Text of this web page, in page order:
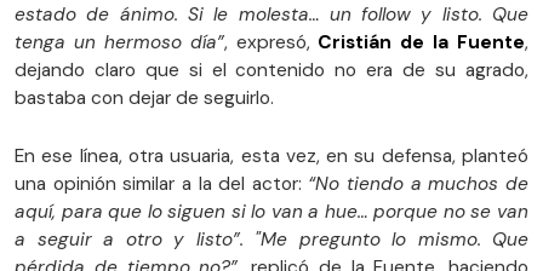
estado de ánimo. Si le molesta… un follow y listo. Que
tenga un hermoso día”, expresó, Cristián de la Fuente,
dejando claro que si el contenido no era de su agrado,
bastaba con dejar de seguirlo.
En ese línea, otra usuaria, esta vez, en su defensa, planteó
una opinión similar a la del actor: “No tiendo a muchos de
aquí, para que lo siguen si lo van a hue… porque no se van
a seguir a otro y listo”. "Me pregunto lo mismo. Que